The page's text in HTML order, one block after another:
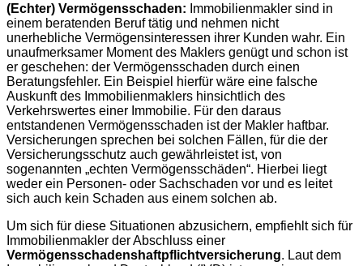
(Echter) Vermögensschaden: Immobilienmakler sind in
einem beratenden Beruf tätig und nehmen nicht
unerhebliche Vermögensinteressen ihrer Kunden wahr. Ein
unaufmerksamer Moment des Maklers genügt und schon ist
er geschehen: der Vermögensschaden durch einen
Beratungsfehler. Ein Beispiel hierfür wäre eine falsche
Auskunft des Immobilienmaklers hinsichtlich des
Verkehrswertes einer Immobilie. Für den daraus
entstandenen Vermögensschaden ist der Makler haftbar.
Versicherungen sprechen bei solchen Fällen, für die der
Versicherungsschutz auch gewährleistet ist, von
sogenannten „echten Vermögensschäden“. Hierbei liegt
weder ein Personen- oder Sachschaden vor und es leitet
sich auch kein Schaden aus einem solchen ab.
Um sich für diese Situationen abzusichern, empfiehlt sich für
Immobilienmakler der Abschluss einer
Vermögensschadenshaftpflichtversicherung. Laut dem